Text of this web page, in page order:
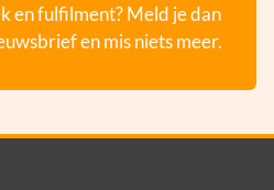
en fulfilment? Meld je dan
en mis niets meer.